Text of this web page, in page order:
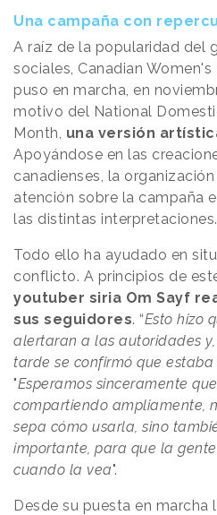
Una campaña con
A raíz de la popularidad del
sociales, Canadian
puso en marcha, en
motivo del National
Month, una versión
Apoyándose en las
canadienses, la
atención sobre la campaña
las distintas interpretaciones.
Todo ello ha ayudado en
conflicto. A principios de
youtuber siria Om Sayf
sus seguidores. “Esto hizo
alertaran a las autoridades
tarde se confirmó que
"Esperamos sinceramente
compartiendo ampliamente,
sepa cómo usarla, sino
importante, para que la
cuando la vea".
Desde su puesta en marcha